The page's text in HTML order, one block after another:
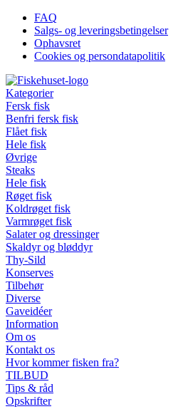
Videre
indhold
FAQ
Salgs- og leveringsbetingelser
Ophavsret
Cookies og persondatapolitik
Kategorier
Fersk fisk
Benfri fersk fisk
Flået fisk
Hele fisk
Øvrige
Steaks
Hele fisk
Røget fisk
Koldrøget fisk
Varmrøget fisk
Salater og dressinger
Skaldyr og bløddyr
Thy-Sild
Konserves
Tilbehør
Diverse
Gaveidéer
Information
Om os
Kontakt os
Hvor kommer fisken fra?
TILBUD
Tips & råd
Opskrifter